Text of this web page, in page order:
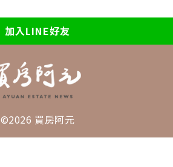
加入LINE好友
©2026 買房阿元